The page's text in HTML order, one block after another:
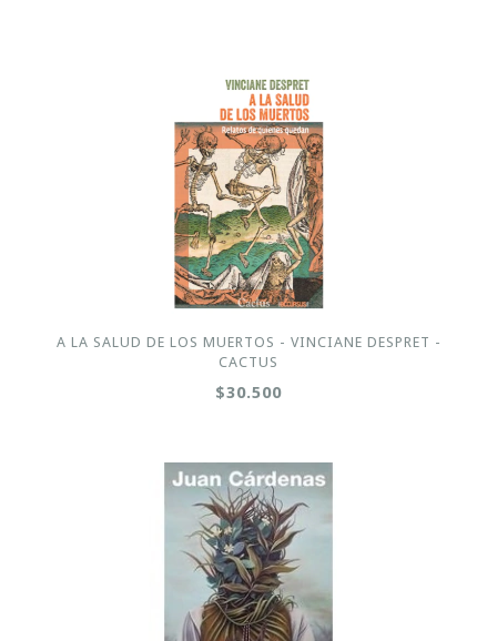
A LA SALUD DE LOS MUERTOS - VINCIANE DESPRET -
CACTUS
$30.500